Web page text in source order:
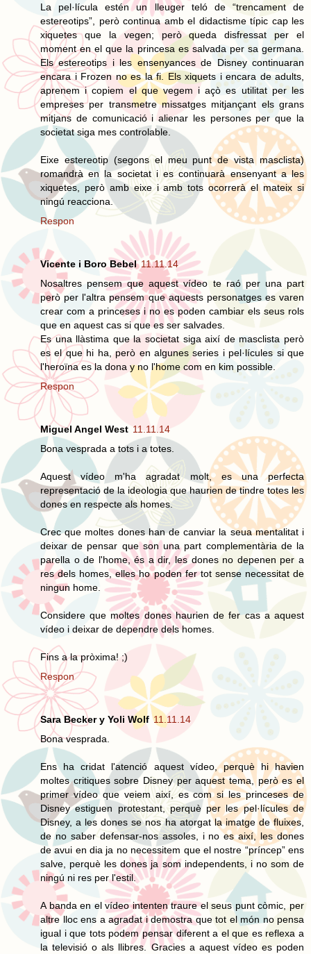
La pel·lícula estén un lleuger teló de “trencament de
estereotips”, però continua amb el didactisme típic cap les
xiquetes que la vegen; però queda disfressat per el
moment en el que la princesa es salvada per sa germana.
Els estereotips i les ensenyances de Disney continuaran
encara i Frozen no es la fi. Els xiquets i encara de adults,
aprenem i copiem el que vegem i açò es utilitat per les
empreses per transmetre missatges mitjançant els grans
mitjans de comunicació i alienar les persones per que la
societat siga mes controlable.
Eixe estereotip (segons el meu punt de vista masclista)
romandrà en la societat i es continuarà ensenyant a les
xiquetes, però amb eixe i amb tots ocorrerà el mateix si
ningú reacciona.
Respon
Vicente i Boro Bebel 11.11.14
Nosaltres pensem que aquest vídeo te raó per una part
però per l'altra pensem que aquests personatges es varen
crear com a princeses i no es poden cambiar els seus rols
que en aquest cas si que es ser salvades.
Es una llàstima que la societat siga així de masclista però
es el que hi ha, però en algunes series i pel·lícules si que
l'heroïna es la dona y no l'home com en kim possible.
Respon
Miguel Angel West 11.11.14
Bona vesprada a tots i a totes.
Aquest vídeo m'ha agradat molt, es una perfecta
representació de la ideologia que haurien de tindre totes les
dones en respecte als homes.
Crec que moltes dones han de canviar la seua mentalitat i
deixar de pensar que son una part complementària de la
parella o de l'home, és a dir, les dones no depenen per a
res dels homes, elles ho poden fer tot sense necessitat de
ningun home.
Considere que moltes dones haurien de fer cas a aquest
vídeo i deixar de dependre dels homes.
Fins a la pròxima! ;)
Respon
Sara Becker y Yoli Wolf 11.11.14
Bona vesprada.
Ens ha cridat l'atenció aquest vídeo, perquè hi havien
moltes critiques sobre Disney per aquest tema, però es el
primer vídeo que veiem així, es com si les princeses de
Disney estiguen protestant, perquè per les pel·lícules de
Disney, a les dones se nos ha atorgat la imatge de fluixes,
de no saber defensar-nos assoles, i no es així, les dones
de avui en dia ja no necessitem que el nostre “príncep” ens
salve, perquè les dones ja som independents, i no som de
ningú ni res per l'estil.
A banda en el vídeo intenten traure el seus punt còmic, per
altre lloc ens a agradat i demostra que tot el món no pensa
igual i que tots podem pensar diferent a el que es reflexa a
la televisió o als llibres. Gracies a aquest vídeo es poden